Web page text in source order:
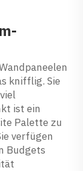
knifflig. Sie
ist ein
Palette zu
verfügen
Budgets